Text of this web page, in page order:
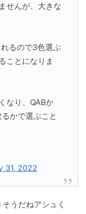
せんが、大きな
るので3色選ぶ
ことになりま
なり、QABか
かで選ぶこと
31, 2022
うだねアシュく